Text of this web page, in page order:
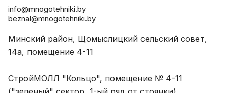
info@mnogotehniki.by
beznal@mnogotehniki.by
Минский район, Щомыслицкий сельский совет,
14а, помещение 4-11
СтройМОЛЛ "Кольцо", помещение № 4-11